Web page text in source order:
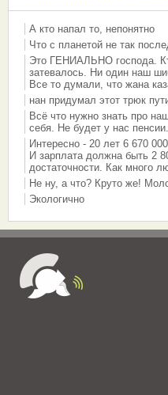
А кто напал то, непонятно
Что с планетой не так
Это ГЕНИАЛЬНО господа.
затевалось. Ни один наш
Все то думали, что жана
нан придумал этот трюк
Всё что нужно знать про
себя. Не будет у нас пенсии.
Интересно - 20 лет 6 670
И зарплата должна быть 2
достаточности. Как много
Не ну, а что? Круто же!
Экологично